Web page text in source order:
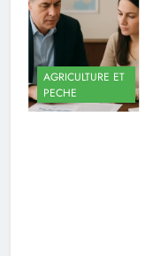
AGRICULTURE ET
PECHE